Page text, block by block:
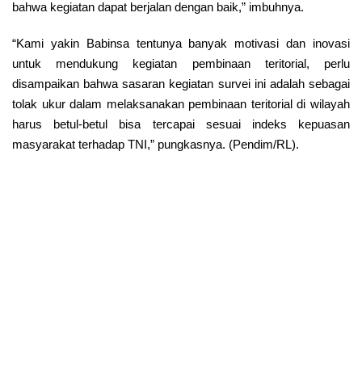
bahwa kegiatan dapat berjalan dengan baik,” imbuhnya.
“Kami yakin Babinsa tentunya banyak motivasi dan inovasi
untuk mendukung kegiatan pembinaan teritorial, perlu
disampaikan bahwa sasaran kegiatan survei ini adalah sebagai
tolak ukur dalam melaksanakan pembinaan teritorial di wilayah
harus betul-betul bisa tercapai sesuai indeks kepuasan
masyarakat terhadap TNI,” pungkasnya. (Pendim/RL).